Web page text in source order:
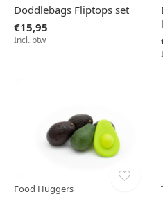
Doddlebags Fliptops set
€15,95
Incl. btw
Food Huggers